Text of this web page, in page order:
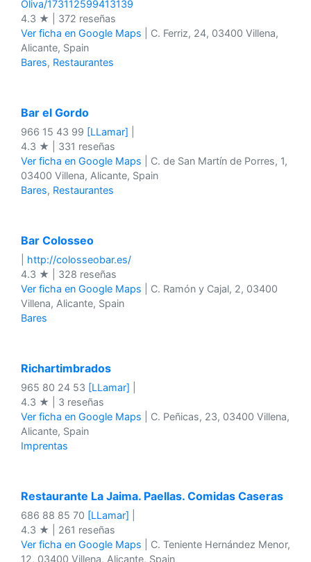
Oliva/173112599413139
4.3 ★ | 372 reseñas
Ver ficha en Google Maps | C. Ferriz, 24, 03400 Villena,
Alicante, Spain
Bares, Restaurantes
Bar el Gordo
966 15 43 99 [LLamar]
4.3 ★ | 331 reseñas
Ver ficha en Google Maps | C. de San Martín de Porres, 1,
03400 Villena, Alicante, Spain
Bares, Restaurantes
Bar Colosseo
http://colosseobar.es/
4.3 ★ | 328 reseñas
Ver ficha en Google Maps | C. Ramón y Cajal, 2, 03400
Villena, Alicante, Spain
Bares
Richartimbrados
965 80 24 53 [LLamar]
4.3 ★ | 3 reseñas
Ver ficha en Google Maps | C. Peñicas, 23, 03400 Villena,
Alicante, Spain
Imprentas
Restaurante La Jaima. Paellas. Comidas Caseras
686 88 85 70 [LLamar]
4.3 ★ | 261 reseñas
Ver ficha en Google Maps | C. Teniente Hernández Menor,
12, 03400 Villena, Alicante, Spain